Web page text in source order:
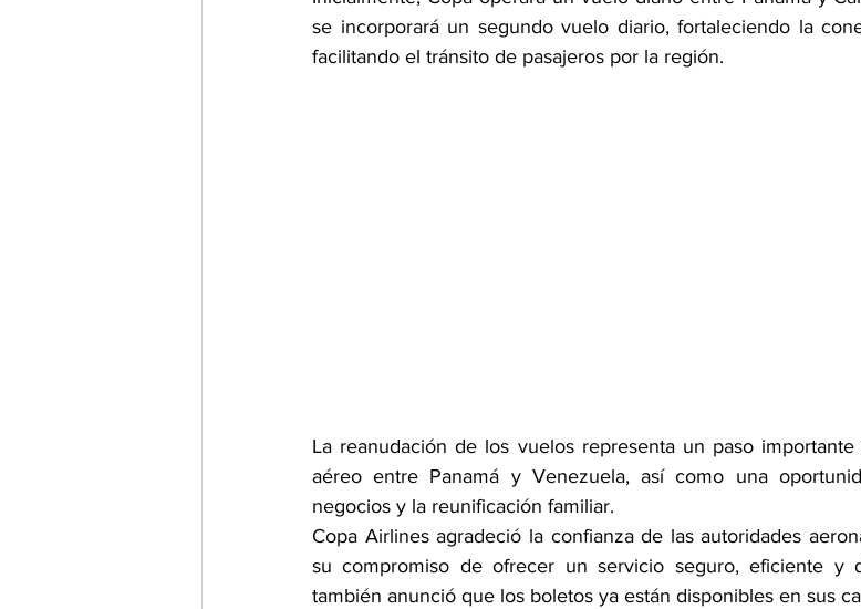
se incorporará un segundo vuelo diario, fortaleciendo la
facilitando el tránsito de pasajeros por la región.
La reanudación de los vuelos representa un paso
aéreo entre Panamá y Venezuela, así como una
negocios y la reunificación familiar.
Copa Airlines agradeció la confianza de las autoridades
su compromiso de ofrecer un servicio seguro, eficiente y
también anunció que los boletos ya están disponibles en sus